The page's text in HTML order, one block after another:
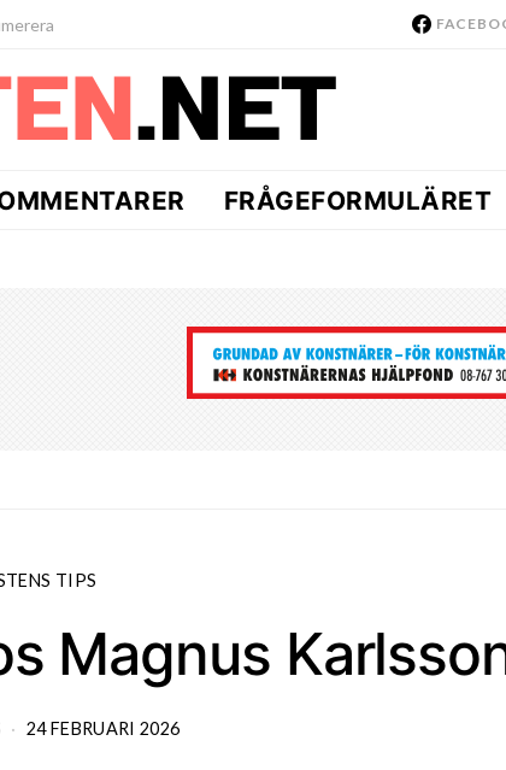
FRÅGEFORMULÄRET
TIPS
Magnus
24 FEBRUARI 2026